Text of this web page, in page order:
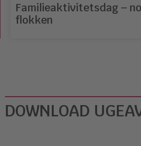
Familieaktivitetsdag –
flokken
DOWNLOAD